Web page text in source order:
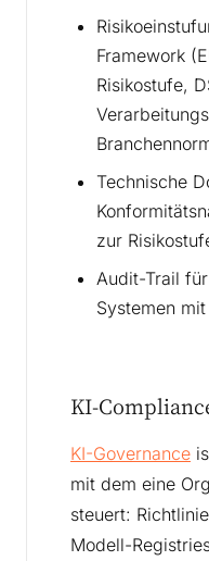
Framework
Risikostufe,
Technische
zur
Audit-Trail
Systemen
KI-
KI-Governance
mit dem eine
steuert:
Modell-